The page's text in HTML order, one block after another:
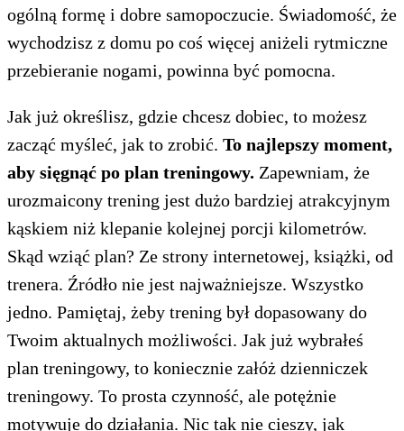
ogólną formę i dobre samopoczucie. Świadomość, że
wychodzisz z domu po coś więcej aniżeli rytmiczne
przebieranie nogami, powinna być pomocna.
Jak już określisz, gdzie chcesz dobiec, to możesz
zacząć myśleć, jak to zrobić. To najlepszy moment,
aby sięgnąć po plan treningowy. Zapewniam, że
urozmaicony trening jest dużo bardziej atrakcyjnym
kąskiem niż klepanie kolejnej porcji kilometrów.
Skąd wziąć plan? Ze strony internetowej, książki, od
trenera. Źródło nie jest najważniejsze. Wszystko
jedno. Pamiętaj, żeby trening był dopasowany do
Twoim aktualnych możliwości. Jak już wybrałeś
plan treningowy, to koniecznie załóż dzienniczek
treningowy. To prosta czynność, ale potężnie
motywuje do działania. Nic tak nie cieszy, jak